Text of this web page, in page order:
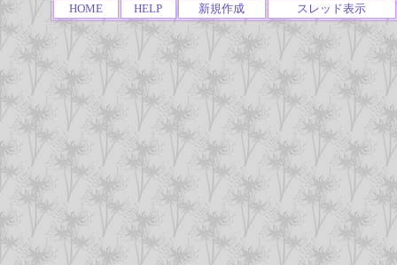
HOME HELP 新規作成 スレッド表示